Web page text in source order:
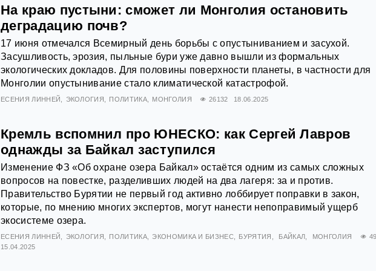
На краю пустыни: сможет ли Монголия остановить
деградацию почв?
17 июня отмечался Всемирный день борьбы с опустыниванием и засухой.
Засушливость, эрозия, пыльные бури уже давно вышли из формальных
экологических докладов. Для половины поверхности планеты, в частности для
Монголии опустынивание стало климатической катастрофой.
ЕСЕНИЯ ЛИННЕЙ ЭКОЛОГИЯ ПОЛИТИКА МОНГОЛИЯ 26132 18.06.2025
Кремль вспомнил про ЮНЕСКО: как Сергей Лавров
однажды за Байкал заступился
Изменение ФЗ «Об охране озера Байкал» остаётся одним из самых сложных
вопросов на повестке, разделивших людей на два лагеря: за и против.
Правительство Бурятии не первый год активно лоббирует поправки в закон,
которые, по мнению многих экспертов, могут нанести непоправимый ущерб
экосистеме озера.
ЕСЕНИЯ ЛИННЕЙ ЭКОЛОГИЯ ПОЛИТИКА ЭКОНОМИКА И БИЗНЕС БУРЯТИЯ БАЙКАЛ МОНГОЛИЯ
15.04.2025